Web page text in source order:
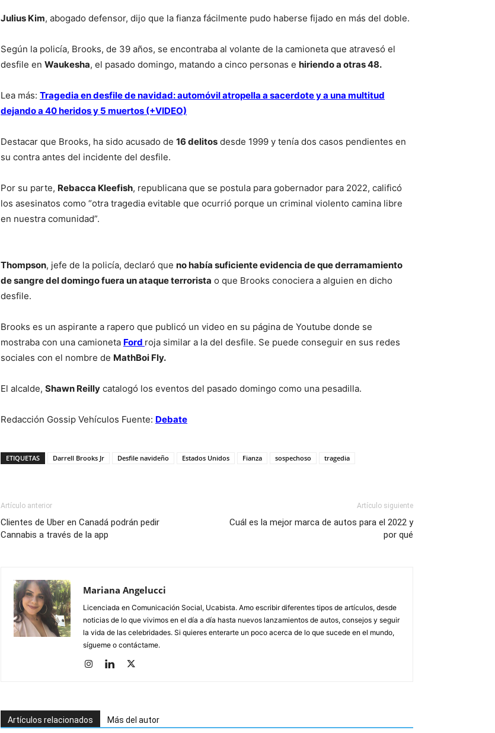
Julius Kim, abogado defensor, dijo que la fianza fácilmente pudo haberse fijado en más del doble.
Según la policía, Brooks, de 39 años, se encontraba al volante de la camioneta que atravesó el
desfile en Waukesha, el pasado domingo, matando a cinco personas e hiriendo a otras 48.
Lea más: Tragedia en desfile de navidad: automóvil atropella a sacerdote y a una multitud
dejando a 40 heridos y 5 muertos (+VIDEO)
Destacar que Brooks, ha sido acusado de 16 delitos desde 1999 y tenía dos casos pendientes en
su contra antes del incidente del desfile.
Por su parte, Rebacca Kleefish, republicana que se postula para gobernador para 2022, calificó
los asesinatos como “otra tragedia evitable que ocurrió porque un criminal violento camina libre
en nuestra comunidad”.
Thompson, jefe de la policía, declaró que no había suficiente evidencia de que derramamiento
de sangre del domingo fuera un ataque terrorista o que Brooks conociera a alguien en dicho
desfile.
Brooks es un aspirante a rapero que publicó un video en su página de Youtube donde se
mostraba con una camioneta Ford roja similar a la del desfile. Se puede conseguir en sus redes
sociales con el nombre de MathBoi Fly.
El alcalde, Shawn Reilly catalogó los eventos del pasado domingo como una pesadilla.
Redacción Gossip Vehículos Fuente: Debate
ETIQUETAS Darrell Brooks Jr Desfile navideño Estados Unidos Fianza sospechoso tragedia
Artículo anterior
Clientes de Uber en Canadá podrán pedir
Cannabis a través de la app
Artículo siguiente
Cuál es la mejor marca de autos para el 2022 y
por qué
Mariana Angelucci
Licenciada en Comunicación Social, Ucabista. Amo escribir diferentes tipos de artículos, desde
noticias de lo que vivimos en el día a día hasta nuevos lanzamientos de autos, consejos y seguir
la vida de las celebridades. Si quieres enterarte un poco acerca de lo que sucede en el mundo,
sígueme o contáctame.
Artículos relacionados Más del autor